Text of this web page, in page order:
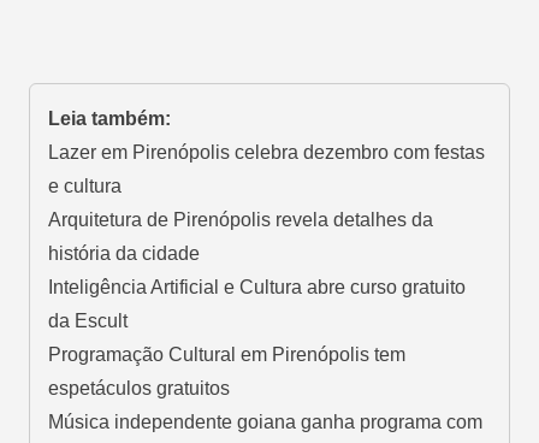
Leia também:
Lazer em Pirenópolis celebra dezembro com festas
e cultura
Arquitetura de Pirenópolis revela detalhes da
história da cidade
Inteligência Artificial e Cultura abre curso gratuito
da Escult
Programação Cultural em Pirenópolis tem
espetáculos gratuitos
Música independente goiana ganha programa com